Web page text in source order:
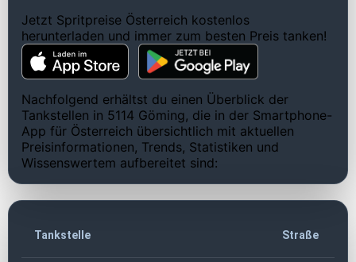
Jetzt Spritpreise Österreich kostenlos
herunterladen und immer zum besten Preis tanken!
Nachfolgend erhältst du einen Überblick der
Tankstellen in 5114 Göming, die in der Smartphone-
App für Österreich übersichtlich mit aktuellen
Preisinformationen, Trends, Statistiken und
Wissenswertem aufbereitet sind:
Tankstelle Straße